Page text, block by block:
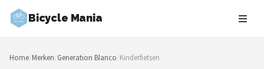
Bicycle Mania
Zoeken
NAVIGATIE
Home/Merken/Generation Blanco/Kinderfietsen